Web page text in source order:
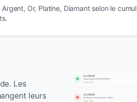
Argent, Or, Platine, Diamant selon le cumul
Les
leurs